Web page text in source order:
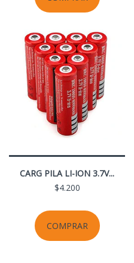
CARG PILA LI-ION 3.7V...
$4.200
COMPRAR